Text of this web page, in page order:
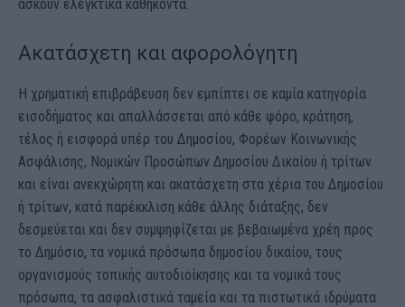
ασκούν ελεγκτικά καθήκοντα.
Ακατάσχετη και αφορολόγητη
Η χρηματική επιβράβευση δεν εμπίπτει σε καμία κατηγορία
εισοδήματος και απαλλάσσεται από κάθε φόρο, κράτηση,
τέλος ή εισφορά υπέρ του Δημοσίου, Φορέων Κοινωνικής
Ασφάλισης, Νομικών Προσώπων Δημοσίου Δικαίου ή τρίτων
και είναι ανεκχώρητη και ακατάσχετη στα χέρια του Δημοσίου
ή τρίτων, κατά παρέκκλιση κάθε άλλης διάταξης, δεν
δεσμεύεται και δεν συμψηφίζεται με βεβαιωμένα χρέη προς
το Δημόσιο, τα νομικά πρόσωπα δημοσίου δικαίου, τους
οργανισμούς τοπικής αυτοδιοίκησης και τα νομικά τους
πρόσωπα, τα ασφαλιστικά ταμεία και τα πιστωτικά ιδρύματα